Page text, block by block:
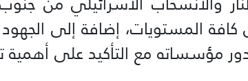
كافة المستويات، إضافة إلى الجهود
مؤسساته مع التأكيد على أهمية